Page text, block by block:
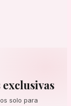
solo para